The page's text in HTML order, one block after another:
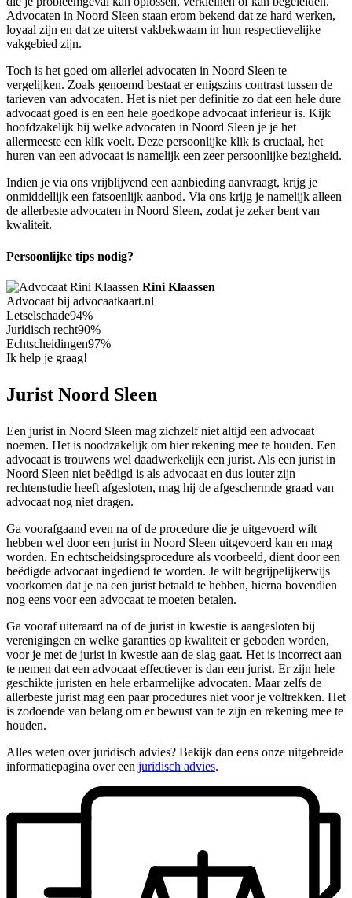
Advocaten in Noord Sleen staan erom bekend dat ze hard werken,
loyaal zijn en dat ze uiterst vakbekwaam in hun respectievelijke
vakgebied zijn.
Toch is het goed om allerlei advocaten in Noord Sleen te
vergelijken. Zoals genoemd bestaat er enigszins contrast tussen de
tarieven van advocaten. Het is niet per definitie zo dat een hele dure
advocaat goed is en een hele goedkope advocaat inferieur is. Kijk
hoofdzakelijk bij welke advocaten in Noord Sleen je je het
allermeeste een klik voelt. Deze persoonlijke klik is cruciaal, het
huren van een advocaat is namelijk een zeer persoonlijke bezigheid.
Indien je via ons vrijblijvend een aanbieding aanvraagt, krijg je
onmiddellijk een fatsoenlijk aanbod. Via ons krijg je namelijk alleen
de allerbeste advocaten in Noord Sleen, zodat je zeker bent van
kwaliteit.
Persoonlijke tips nodig?
Rini Klaassen
Advocaat bij advocaatkaart.nl
Letselschade94%
Juridisch recht90%
Echtscheidingen97%
Ik help je graag!
Jurist Noord Sleen
Een jurist in Noord Sleen mag zichzelf niet altijd een advocaat
noemen. Het is noodzakelijk om hier rekening mee te houden. Een
advocaat is trouwens wel daadwerkelijk een jurist. Als een jurist in
Noord Sleen niet beëdigd is als advocaat en dus louter zijn
rechtenstudie heeft afgesloten, mag hij de afgeschermde graad van
advocaat nog niet dragen.
Ga voorafgaand even na of de procedure die je uitgevoerd wilt
hebben wel door een jurist in Noord Sleen uitgevoerd kan en mag
worden. En echtscheidsingsprocedure als voorbeeld, dient door een
beëdigde advocaat ingediend te worden. Je wilt begrijpelijkerwijs
voorkomen dat je na een jurist betaald te hebben, hierna bovendien
nog eens voor een advocaat te moeten betalen.
Ga vooraf uiteraard na of de jurist in kwestie is aangesloten bij
verenigingen en welke garanties op kwaliteit er geboden worden,
voor je met de jurist in kwestie aan de slag gaat. Het is incorrect aan
te nemen dat een advocaat effectiever is dan een jurist. Er zijn hele
geschikte juristen en hele erbarmelijke advocaten. Maar zelfs de
allerbeste jurist mag een paar procedures niet voor je voltrekken. Het
is zodoende van belang om er bewust van te zijn en rekening mee te
houden.
Alles weten over juridisch advies? Bekijk dan eens onze uitgebreide
informatiepagina over een juridisch advies.